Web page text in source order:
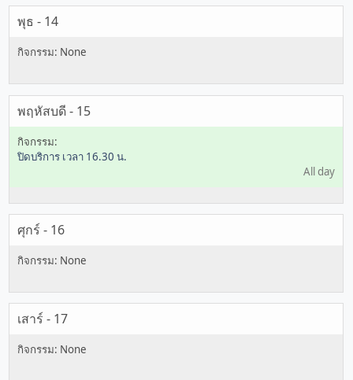
พุธ - 14
พฤหัสบดี - 15
ปิดบริการ เวลา 16.30 น.
All day
ศุกร์ - 16
เสาร์ - 17